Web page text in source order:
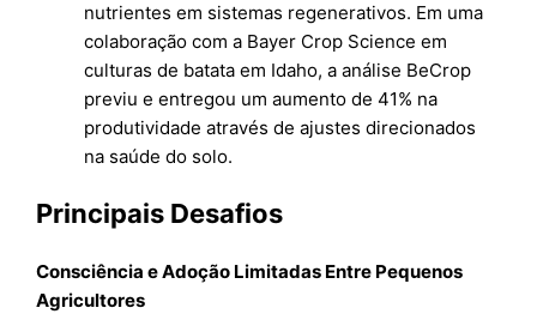
nutrientes em sistemas regenerativos. Em uma
colaboração com a Bayer Crop Science em
culturas de batata em Idaho, a análise BeCrop
previu e entregou um aumento de 41% na
produtividade através de ajustes direcionados
na saúde do solo.
Principais Desafios
Consciência e Adoção Limitadas Entre Pequenos
Agricultores